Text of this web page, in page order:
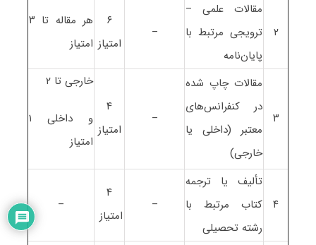
۲
مقالات علمی –
ترویجی مرتبط با
پایان‌نامه
–
۶
امتیاز
هر مقاله تا ۳
امتیاز
۳
مقالات چاپ شده
در کنفرانس‌های
معتبر (داخلی یا
خارجی)
–
۴
امتیاز
خارجی تا ۲
و داخلی ۱
امتیاز
۴
تألیف یا ترجمه
کتاب مرتبط با
رشته تحصیلی
–
۴
امتیاز
–